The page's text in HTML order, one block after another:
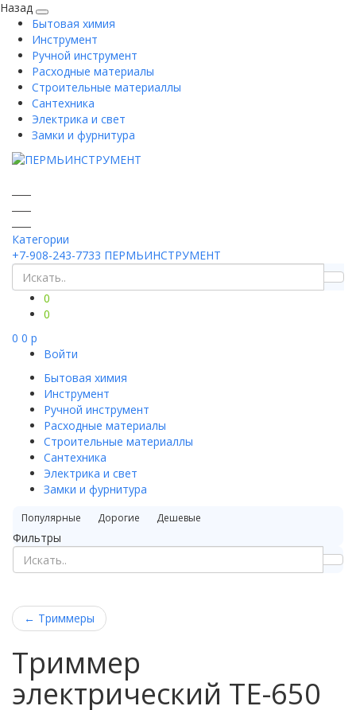
Назад
Бытовая химия
Инструмент
Ручной инструмент
Расходные материалы
Строительные материаллы
Сантехника
Электрика и свет
Замки и фурнитура
Категории
+7-908-243-7733 ПЕРМЬИНСТРУМЕНТ
0
0
0 0 p
Войти
Бытовая химия
Инструмент
Ручной инструмент
Расходные материалы
Строительные материаллы
Сантехника
Электрика и свет
Замки и фурнитура
Популярные Дорогие Дешевые
Фильтры
← Триммеры
Триммер
электрический TE-650